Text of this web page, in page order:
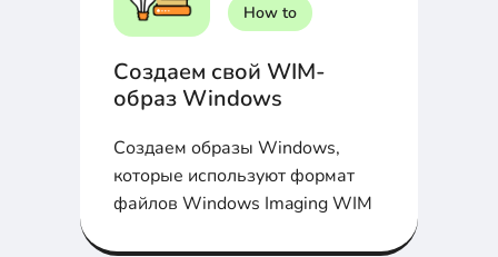
How to
Создаем свой WIM-
образ Windows
Создаем образы Windows,
которые используют формат
файлов Windows Imaging WIM